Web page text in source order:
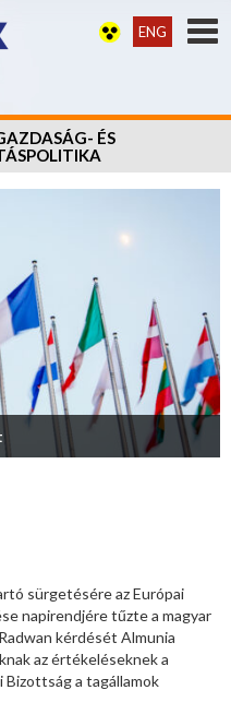
ENG
ÉS
sürgetésére az Európai
napirendjére tűzte a magyar
kérdését Almunia
az értékeléseknek a
a tagállamok